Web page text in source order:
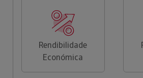
Rendibilidade
Económica